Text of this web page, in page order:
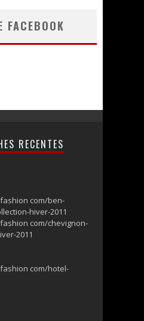
FACEBOOK
RECENTES
com/ben-
hiver-2011
com/chevignon-
2011
com/hotel-